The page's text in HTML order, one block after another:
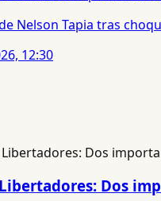
Nelson Tapia tras
12:30
Dos